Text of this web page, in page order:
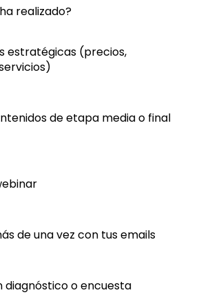
realizado?
estratégicas (precios,
de etapa media o final
de una vez con tus emails
diagnóstico o encuesta